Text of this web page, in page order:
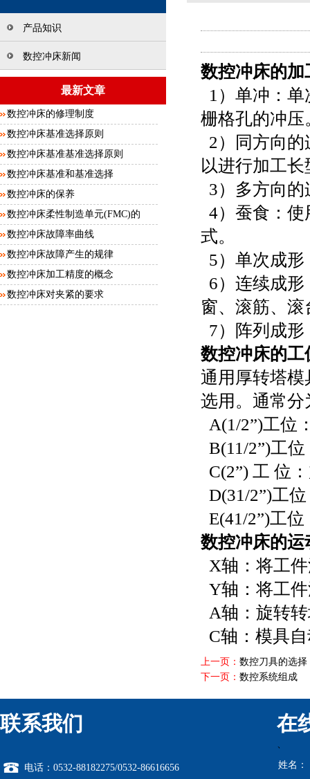
产品知识
数控冲床新闻
最新文章
数控冲床的修理制度
数控冲床基准选择原则
数控冲床基准基准选择原则
数控冲床基准和基准选择
数控冲床的保养
数控冲床柔性制造单元(FMC)的
工...
数控冲床故障率曲线
数控冲床故障产生的规律
数控冲床加工精度的概念
数控冲床对夹紧的要求
数控冲床的加
1）单冲：
栅格孔的冲压
2）同方向
以进行加工
3）多方向
4）蚕食：
式。
5）单次成
6）连续成
窗、滚筋、
7）阵列成
数控冲床的工
通用厚转塔
选用。通常分
A(1/2”)工位
B(11/2”)工
C(2”) 工 位
D(31/2”)工
E(41/2”)工
数控冲床的运
X轴：将工
Y轴：将工
A轴：旋转
C轴：模具
上一页： 数控刀具的选择
下一页： 数控系统组成
联系我们
电话：0532-88182275/0532-86616656
在
、
姓名：